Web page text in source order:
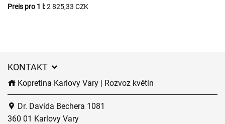
Preis pro 1 l:2 825,33 CZK
KONTAKT
Kopretina Karlovy Vary | Rozvoz květin
Dr. Davida Bechera 1081
360 01 Karlovy Vary